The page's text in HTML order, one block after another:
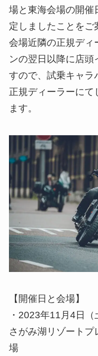
場と東海会場の開催
定しましたことをご
会場近隣の正規ディ
ンの翌日以降に店
すので、試乗キャラ
正規ディーラーにて
ます。
【開催日と会場】
・2023年11月4日
さがみ湖リゾート
場